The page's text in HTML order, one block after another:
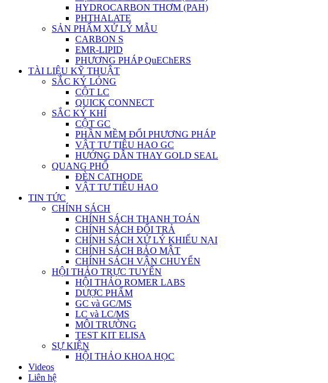
HYDROCARBON THƠM (PAH)
PHTHALATE
SẢN PHẨM XỬ LÝ MẪU
CARBON S
EMR-LIPID
PHƯƠNG PHÁP QuEChERS
TÀI LIỆU KỸ THUẬT
SẮC KÝ LỎNG
CỘT LC
QUICK CONNECT
SẮC KÝ KHÍ
CỘT GC
PHẦN MỀM ĐỔI PHƯƠNG PHÁP
VẬT TƯ TIÊU HAO GC
HƯỚNG DẪN THAY GOLD SEAL
QUANG PHỔ
ĐÈN CATHODE
VẬT TƯ TIÊU HAO
TIN TỨC
CHÍNH SÁCH
CHÍNH SÁCH THANH TOÁN
CHÍNH SÁCH ĐỔI TRẢ
CHÍNH SÁCH XỬ LÝ KHIẾU NẠI
CHÍNH SÁCH BẢO MẬT
CHÍNH SÁCH VẬN CHUYỂN
HỘI THẢO TRỰC TUYẾN
HỘI THẢO ROMER LABS
DƯỢC PHẨM
GC và GC/MS
LC và LC/MS
MÔI TRƯỜNG
TEST KIT ELISA
SỰ KIỆN
HỘI THẢO KHOA HỌC
Videos
Liên hệ